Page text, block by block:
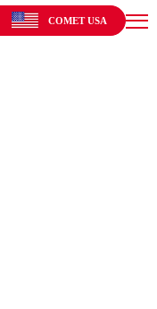
COMET USA